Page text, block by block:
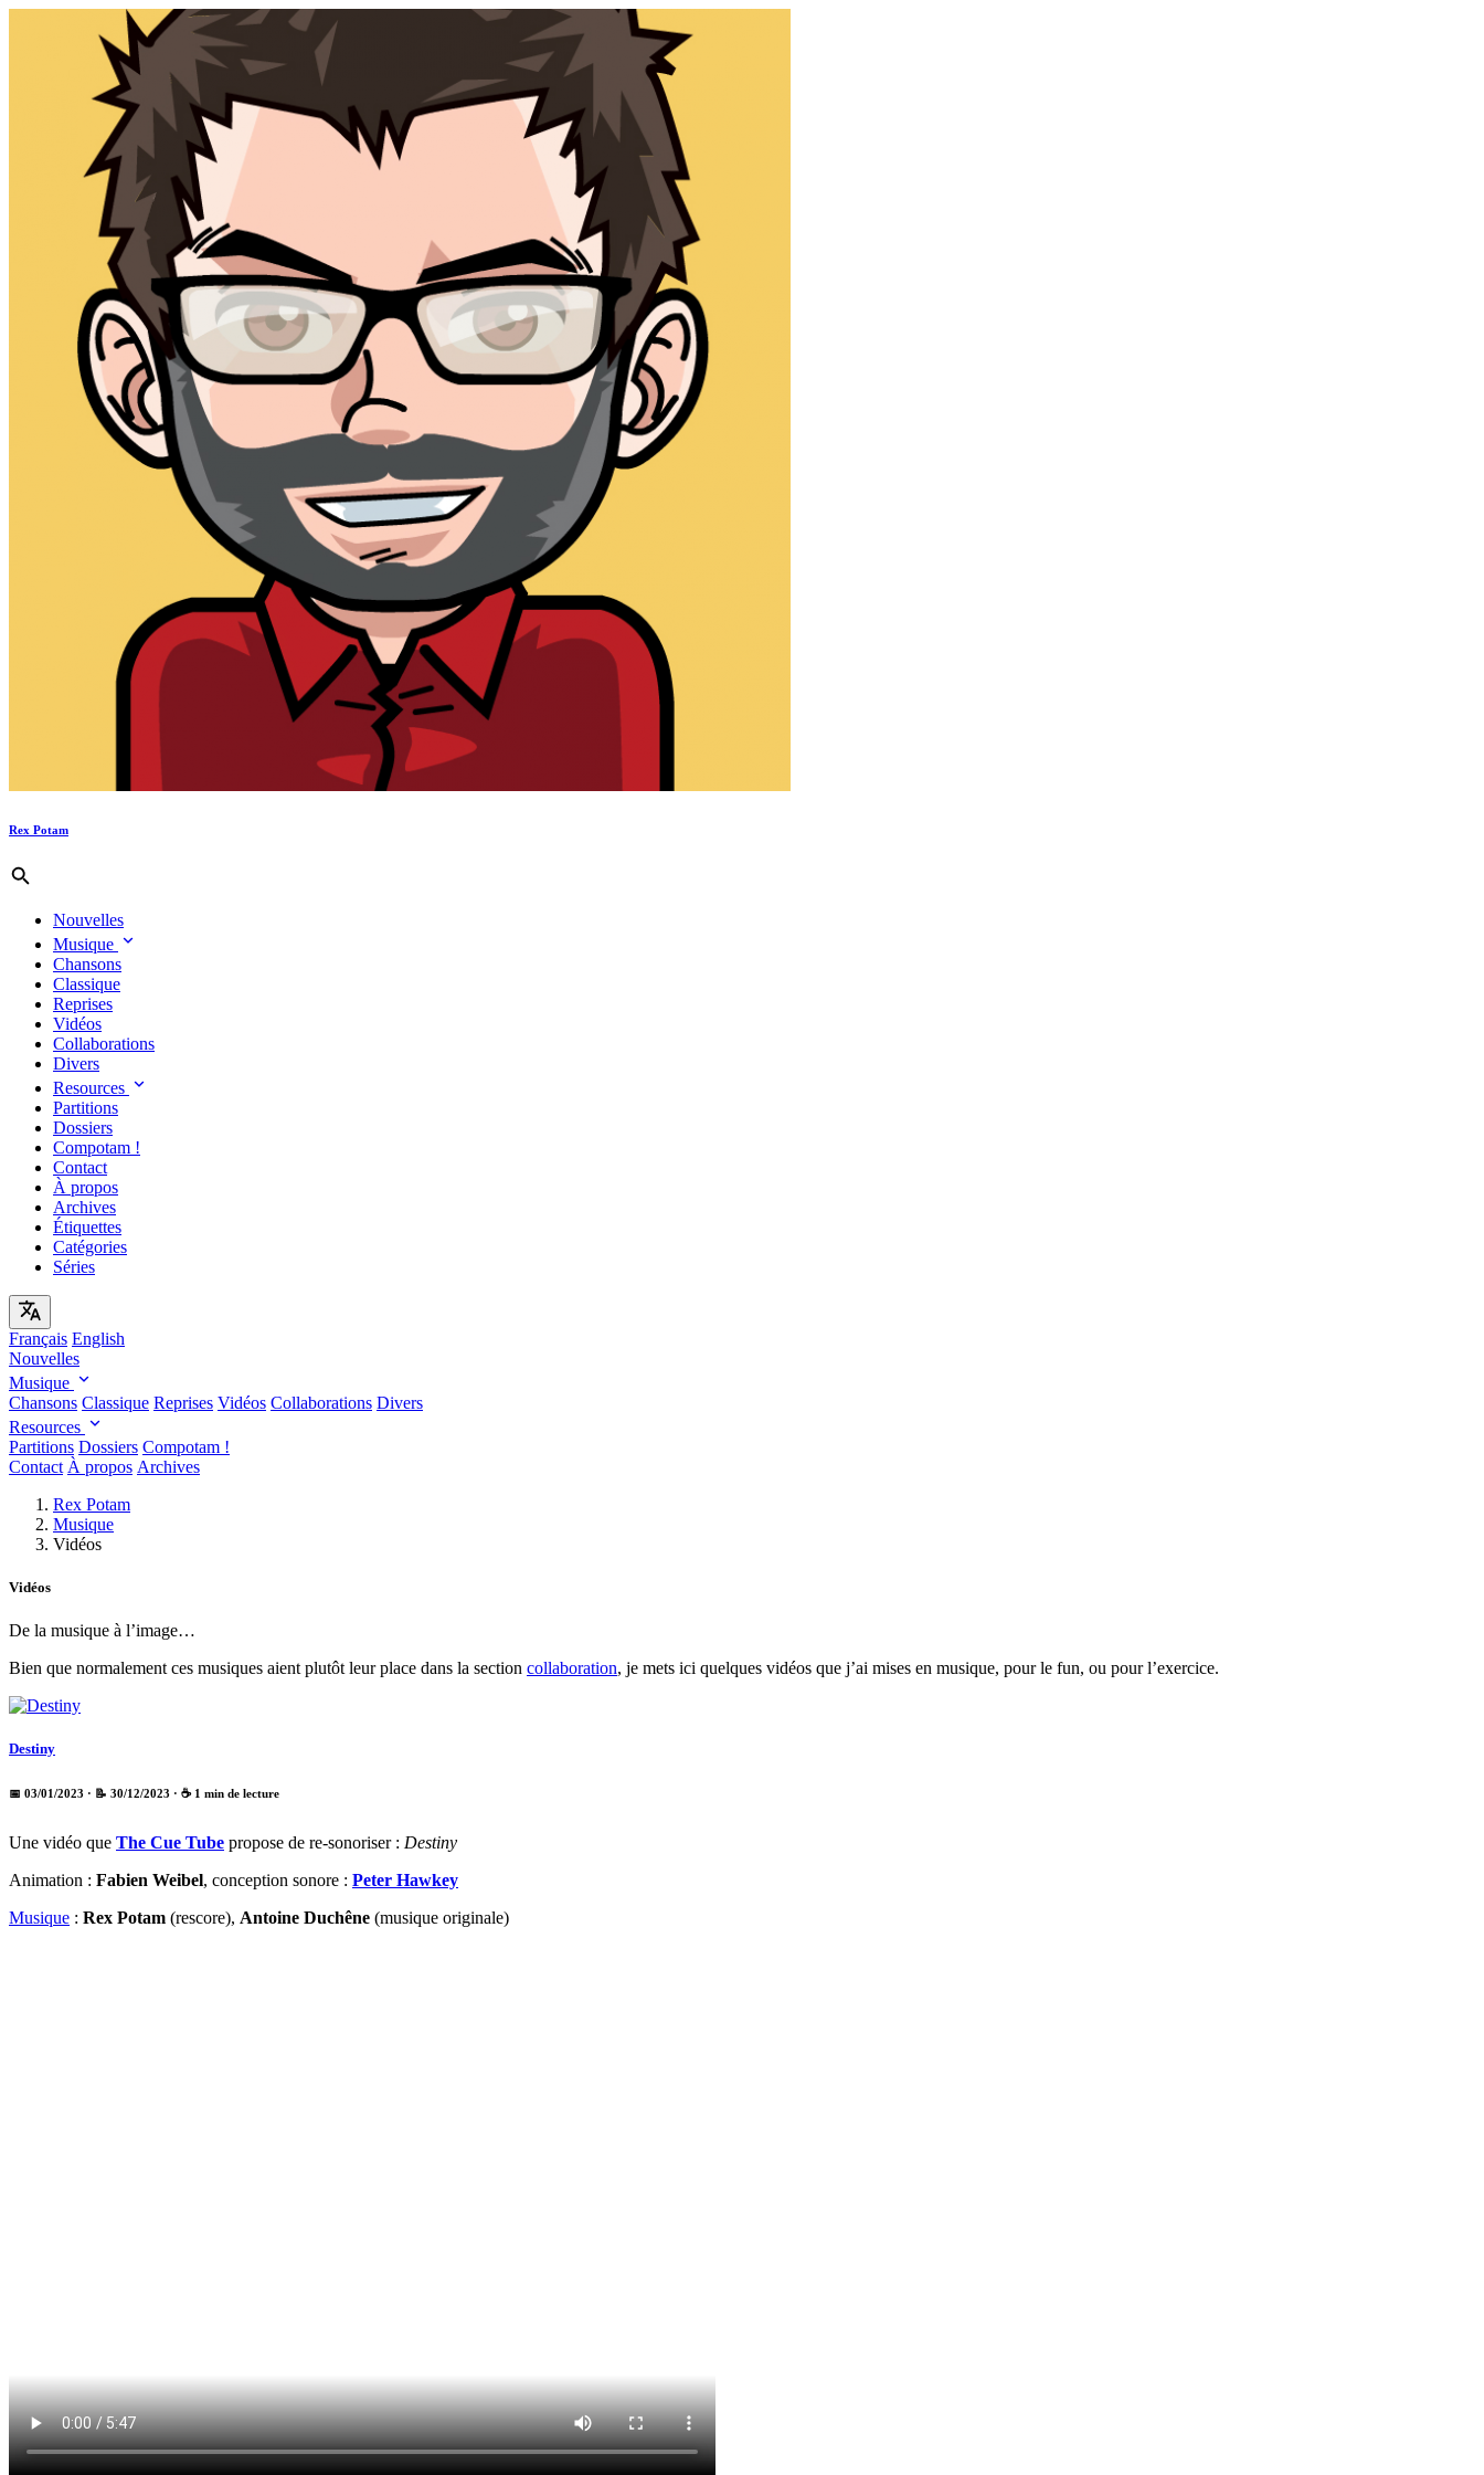
Rex Potam
Nouvelles
Musique
Chansons
Classique
Reprises
Vidéos
Collaborations
Divers
Resources
Partitions
Dossiers
Compotam !
Contact
À propos
Archives
Étiquettes
Catégories
Séries
Français English
Nouvelles
Musique
Chansons Classique Reprises Vidéos Collaborations Divers
Resources
Partitions Dossiers Compotam !
Contact À propos Archives
Rex Potam
Musique
Vidéos
Vidéos
De la musique à l’image…
Bien que normalement ces musiques aient plutôt leur place dans la section collaboration, je mets ici quelques vidéos que j’ai mises en musique, pour le fun, ou pour l’exercice.
Destiny
📅 03/01/2023 · 📝 30/12/2023 · ☕ 1 min de lecture
Une vidéo que The Cue Tube propose de re-sonoriser : Destiny
Animation : Fabien Weibel, conception sonore : Peter Hawkey
Musique : Rex Potam (rescore), Antoine Duchêne (musique originale)